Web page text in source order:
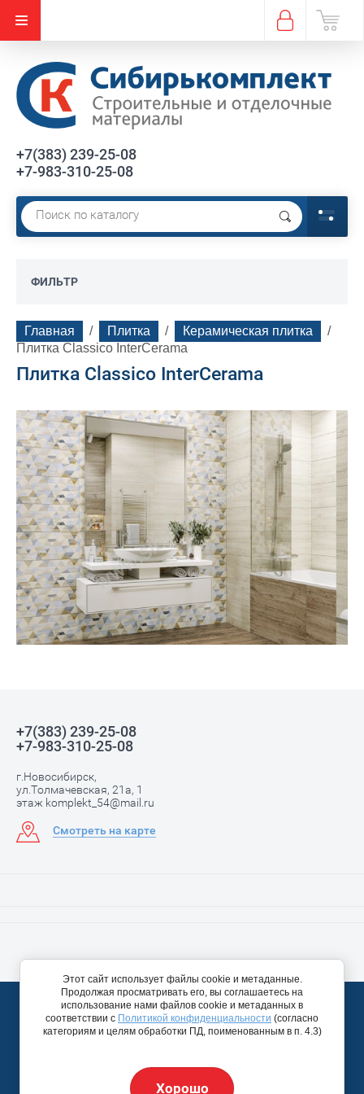
+7(383) 239-25-08
+7-983-310-25-08
ФИЛЬТР
Главная
  /
Плитка
  /
Керамическая плитка
  /
Плитка Classico InterCerama
Плитка Classico InterCerama
+7(383) 239-25-08
+7-983-310-25-08
г.Новосибирск,
ул.Толмачевская, 21а, 1
этаж komplekt_54@mail.ru
Смотреть на карте
© 2012 - 2026 ИП Чернышова И.А.
Политика конфиденциальности
Этот сайт использует файлы cookie и метаданные.
Продолжая просматривать его, вы соглашаетесь на
использование нами файлов cookie и метаданных в
соответствии с Политикой конфиденциальности (согласно
категориям и целям обработки ПД, поименованным в п. 4.3)
Хорошо